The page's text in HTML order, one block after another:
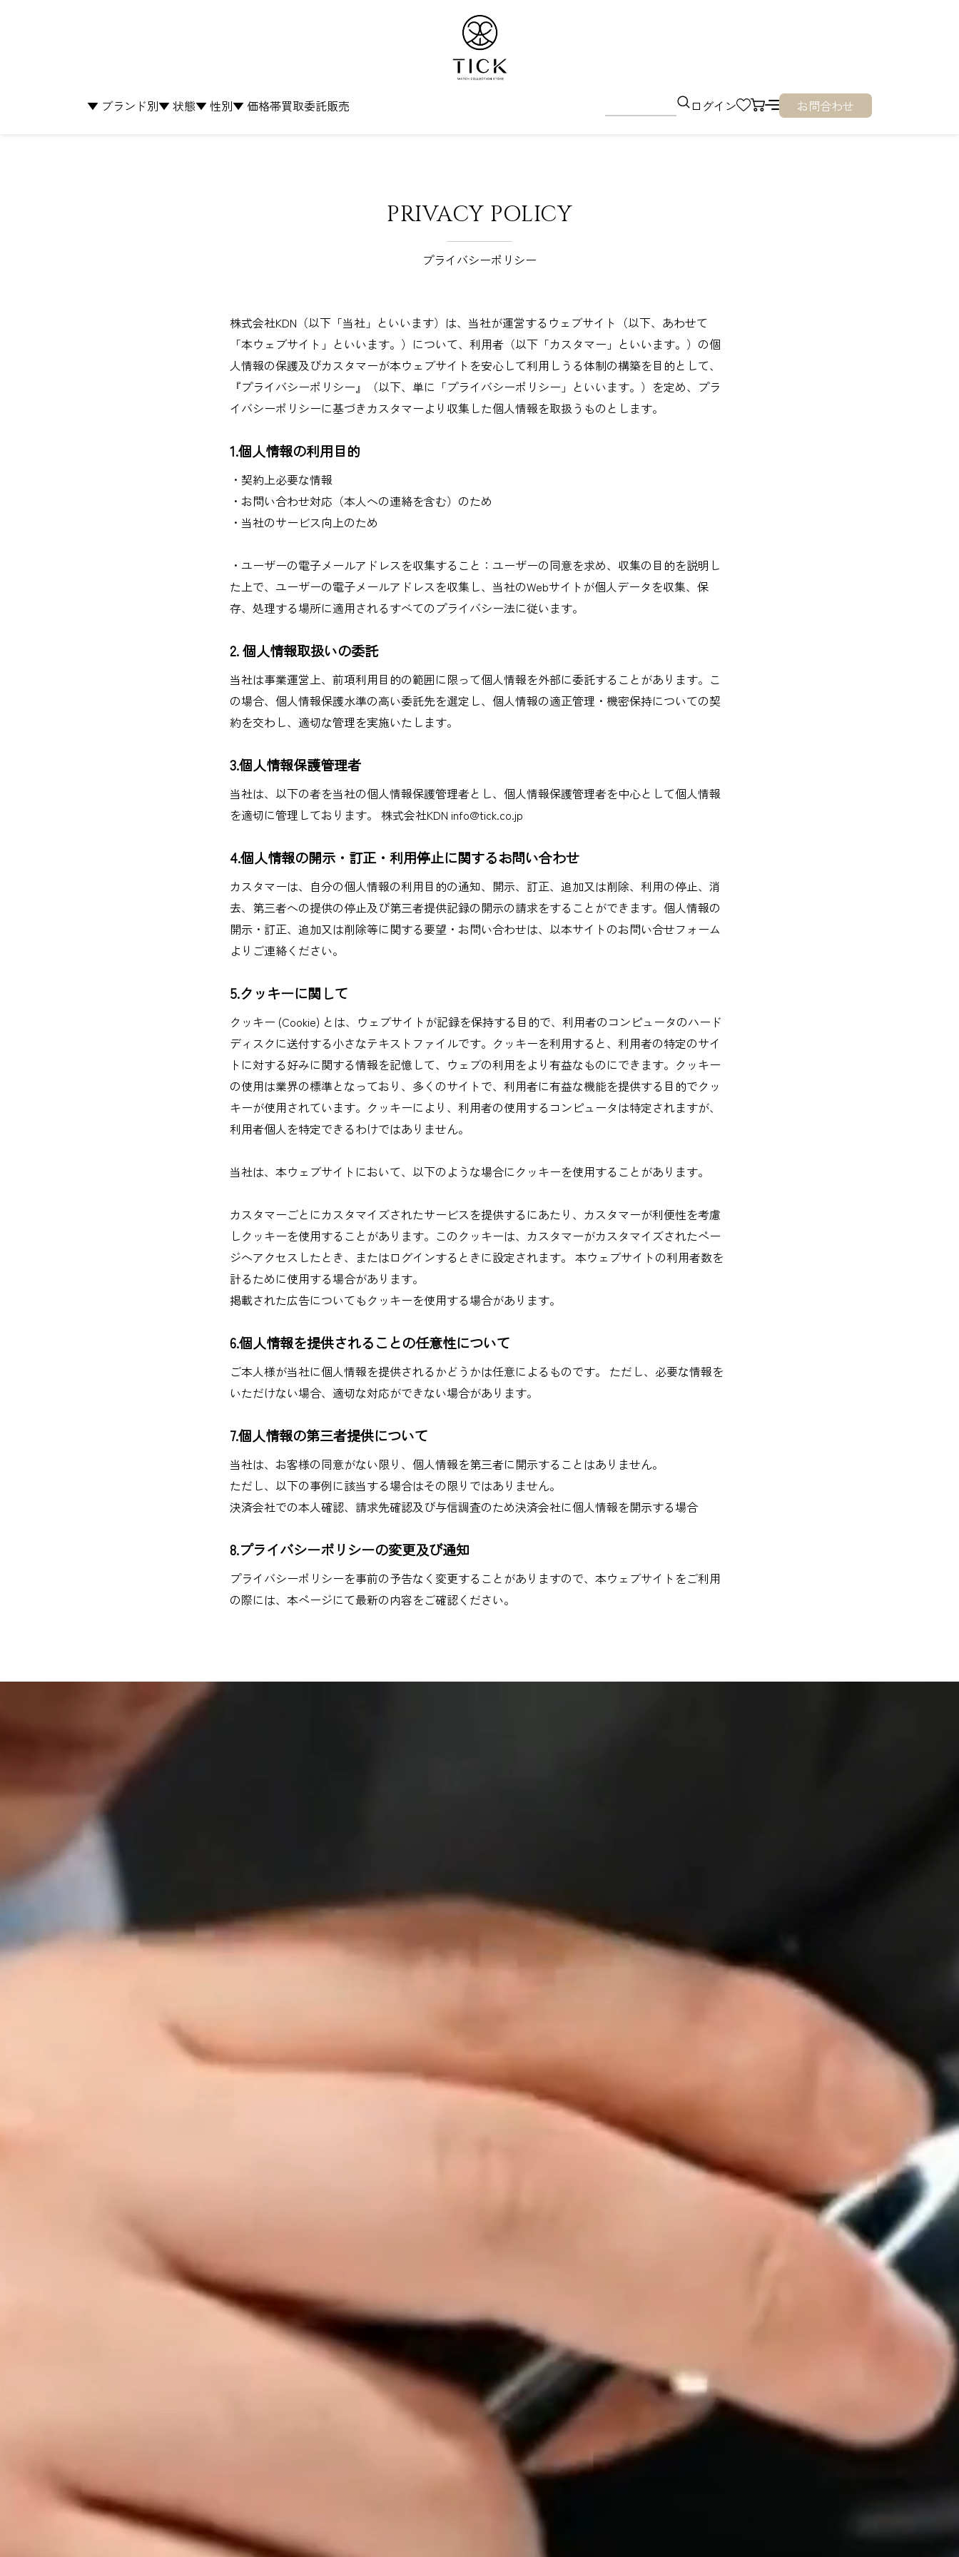
▼ ブランド別▼ 状態▼ 性別▼ 価格帯買取委託販売 ログイン お問合わせ
PRIVACY POLICY
プライバシーポリシー
株式会社KDN（以下「当社」といいます）は、当社が運営するウェブサイト（以下、あわせて
「本ウェブサイト」といいます。）について、利用者（以下「カスタマー」といいます。）の個
人情報の保護及びカスタマーが本ウェブサイトを安心して利用しうる体制の構築を目的として、
『プライバシーポリシー』（以下、単に「プライバシーポリシー」といいます。）を定め、プラ
イバシーポリシーに基づきカスタマーより収集した個人情報を取扱うものとします。
1.個人情報の利用目的
・契約上必要な情報
・お問い合わせ対応（本人への連絡を含む）のため
・当社のサービス向上のため
・ユーザーの電子メールアドレスを収集すること：ユーザーの同意を求め、収集の目的を説明し
た上で、ユーザーの電子メールアドレスを収集し、当社のWebサイトが個人データを収集、保
存、処理する場所に適用されるすべてのプライバシー法に従います。
2. 個人情報取扱いの委託
当社は事業運営上、前項利用目的の範囲に限って個人情報を外部に委託することがあります。こ
の場合、個人情報保護水準の高い委託先を選定し、個人情報の適正管理・機密保持についての契
約を交わし、適切な管理を実施いたします。
3.個人情報保護管理者
当社は、以下の者を当社の個人情報保護管理者とし、個人情報保護管理者を中心として個人情報
を適切に管理しております。 株式会社KDN info@tick.co.jp
4.個人情報の開示・訂正・利用停止に関するお問い合わせ
カスタマーは、自分の個人情報の利用目的の通知、開示、訂正、追加又は削除、利用の停止、消
去、第三者への提供の停止及び第三者提供記録の開示の請求をすることができます。個人情報の
開示・訂正、追加又は削除等に関する要望・お問い合わせは、以本サイトのお問い合せフォーム
よりご連絡ください。
5.クッキーに関して
クッキー (Cookie) とは、ウェブサイトが記録を保持する目的で、利用者のコンピュータのハード
ディスクに送付する小さなテキストファイルです。クッキーを利用すると、利用者の特定のサイ
トに対する好みに関する情報を記憶して、ウェブの利用をより有益なものにできます。クッキー
の使用は業界の標準となっており、多くのサイトで、利用者に有益な機能を提供する目的でクッ
キーが使用されています。クッキーにより、利用者の使用するコンピュータは特定されますが、
利用者個人を特定できるわけではありません。
当社は、本ウェブサイトにおいて、以下のような場合にクッキーを使用することがあります。
カスタマーごとにカスタマイズされたサービスを提供するにあたり、カスタマーが利便性を考慮
しクッキーを使用することがあります。このクッキーは、カスタマーがカスタマイズされたペー
ジへアクセスしたとき、またはログインするときに設定されます。 本ウェブサイトの利用者数を
計るために使用する場合があります。
掲載された広告についてもクッキーを使用する場合があります。
6.個人情報を提供されることの任意性について
ご本人様が当社に個人情報を提供されるかどうかは任意によるものです。 ただし、必要な情報を
いただけない場合、適切な対応ができない場合があります。
7.個人情報の第三者提供について
当社は、お客様の同意がない限り、個人情報を第三者に開示することはありません。
ただし、以下の事例に該当する場合はその限りではありません。
決済会社での本人確認、請求先確認及び与信調査のため決済会社に個人情報を開示する場合
8.プライバシーポリシーの変更及び通知
プライバシーポリシーを事前の予告なく変更することがありますので、本ウェブサイトをご利用
の際には、本ページにて最新の内容をご確認ください。